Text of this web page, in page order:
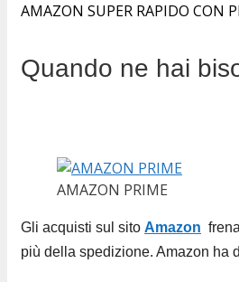
AMAZON SUPER RAPIDO CON
Quando ne hai
AMAZON PRIME
Gli acquisti sul sito Amazon
più della spedizione. Amazon ha